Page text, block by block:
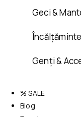
Geci &
Încălțăminte
Genți &
% SALE
Blog